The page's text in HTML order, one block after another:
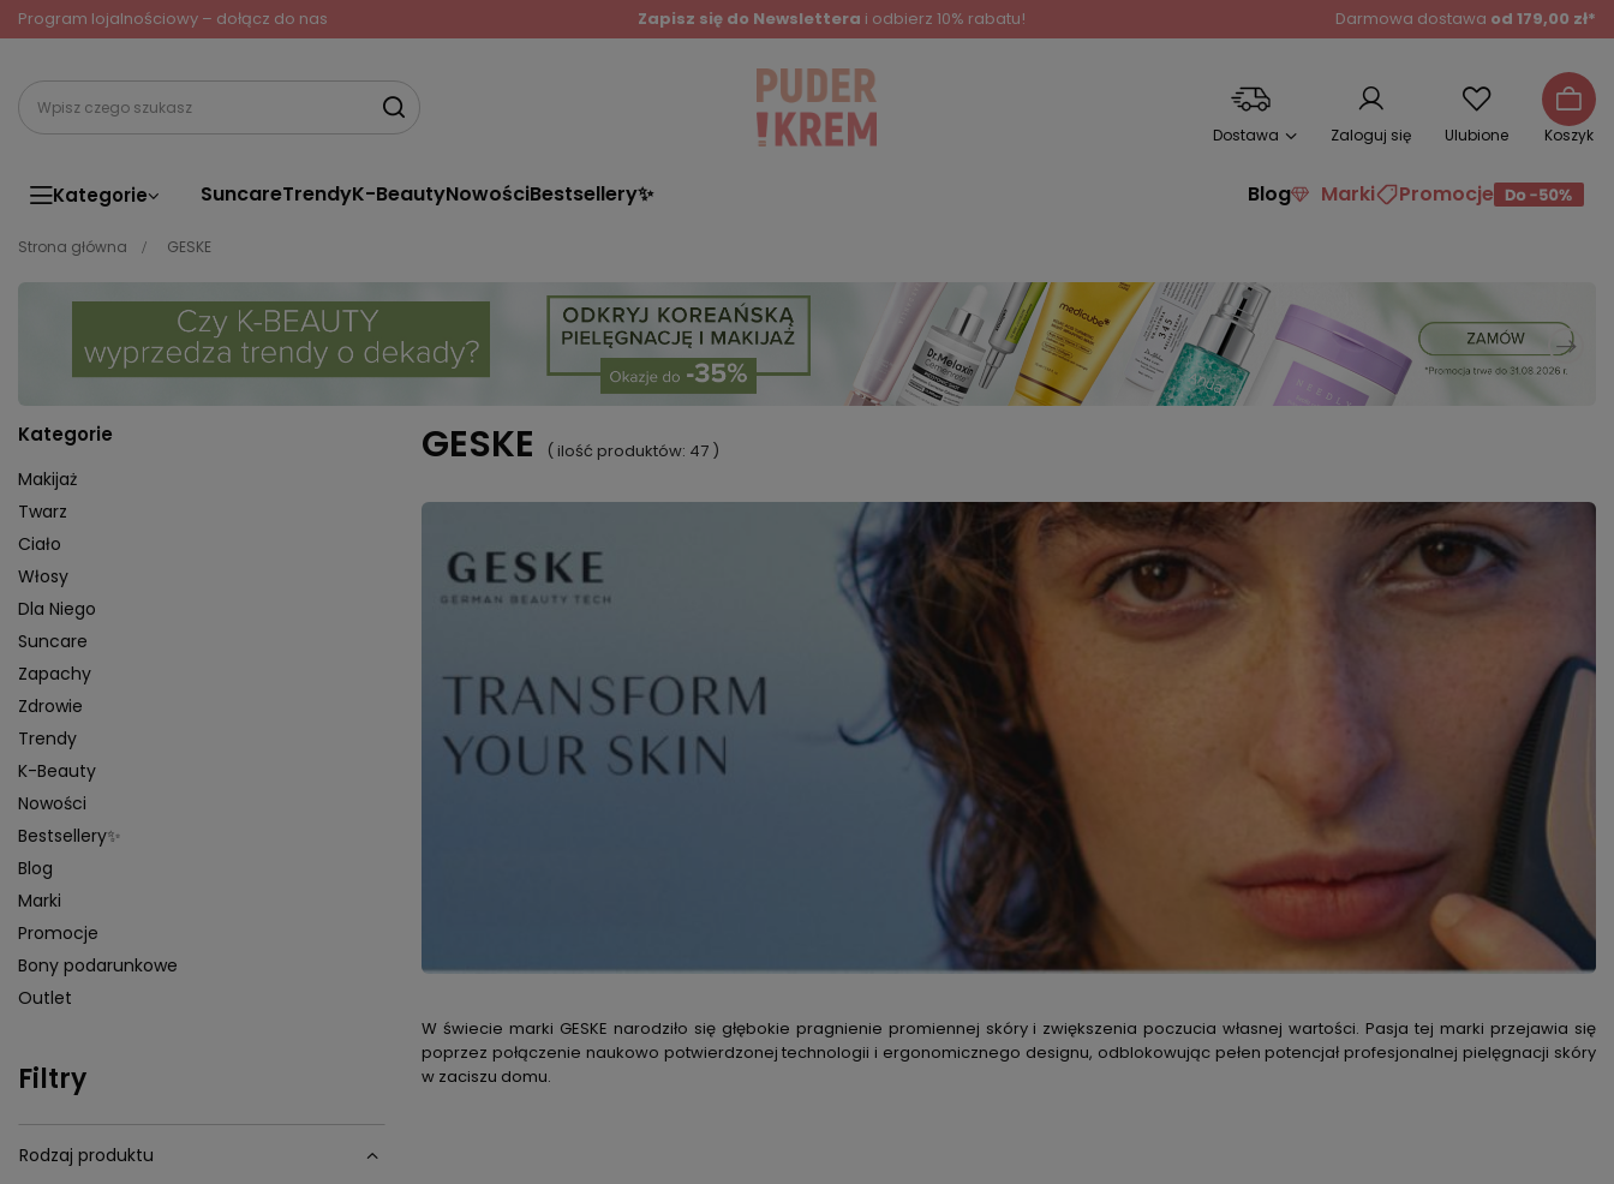
Program lojalnościowy – dołącz do nas Zapisz się do Newslettera i odbierz 10% rabatu! Darmowa dostawa od 179,00 zł*
Dostawa Zaloguj się Ulubione Koszyk
Kategorie SuncareTrendyK-BeautyNowościBestsellery✨ Blog Marki Promocje
Strona główna GESKE
Kategorie
Makijaż
Twarz
Ciało
Włosy
Dla Niego
Suncare
Zapachy
Zdrowie
Trendy
K-Beauty
Nowości
Bestsellery✨
Blog
Marki
Promocje
Bony podarunkowe
Outlet
Filtry
Rodzaj produktu
GESKE ( ilość produktów: 47 )
W świecie marki GESKE narodziło się głębokie pragnienie promiennej skóry i zwiększenia poczucia własnej wartości. Pasja tej marki przejawia się
poprzez połączenie naukowo potwierdzonej technologii i ergonomicznego designu, odblokowując pełen potencjał profesjonalnej pielęgnacji skóry
w zaciszu domu.